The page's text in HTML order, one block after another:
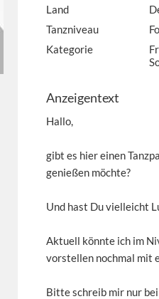
Land
Tanzniveau
Kategorie
Anzeigentext
Hallo,
gibt es hier einen
genießen möchte?
Und hast Du vielleicht
Aktuell könnte ich im
vorstellen nochmal mit
Bitte schreib mir nur